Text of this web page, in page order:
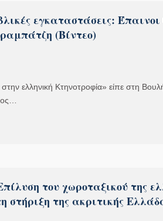
εγκαταστάσεις: Έπαινοι
(Βίντεο)
ελληνική Κτηνοτροφία» είπε στη
του χωροταξικού της
στήριξη της ακριτικής